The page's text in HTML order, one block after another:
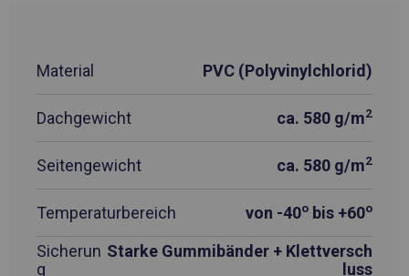
Material PVC (Polyvinylchlorid)
Dachgewicht ca. 580 g/m2
Seitengewicht ca. 580 g/m2
Temperaturbereich von -40o bis +60o
Sicherun
g
Starke Gummibänder + Klettversch
luss